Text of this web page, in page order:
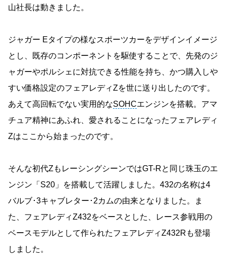
山社長は動きました。
ジャガー Eタイプの様なスポーツカーをデザインイメージ
とし、既存のコンポーネントを駆使することで、先発のジ
ャガーやポルシェに対抗できる性能を持ち、かつ購入しや
すい価格設定のフェアレディZを世に送り出したのです。
あえて高回転でない実用的なSOHCエンジンを搭載。アマ
チュア精神にあふれ、愛されることになったフェアレディ
Zはここから始まったのです。
そんな初代ZもレーシングシーンではGT-Rと同じ珠玉のエ
ンジン「S20」を搭載して活躍しました。432の名称は4
バルブ･3キャブレター･2カムの由来となりました。ま
た、フェアレディZ432をベースとした、レース参戦用の
ベースモデルとして作られたフェアレディZ432Rも登場
しました。